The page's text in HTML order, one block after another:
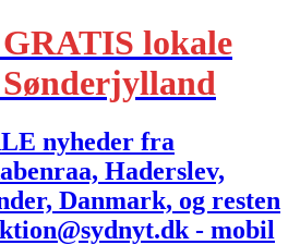
lokale
nyheder fra
Haderslev,
Danmark, og resten
- mobil